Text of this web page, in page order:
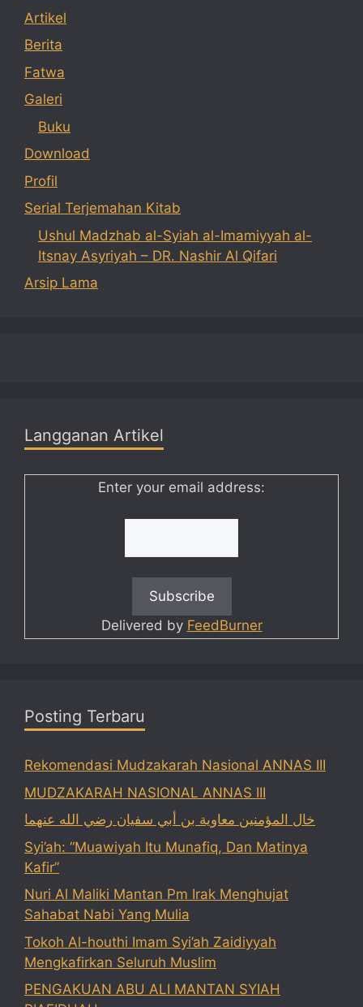
Artikel
Berita
Fatwa
Galeri
Buku
Download
Profil
Serial Terjemahan Kitab
Ushul Madzhab al-Syiah al-Imamiyyah al-
Itsnay Asyriyah – DR. Nashir Al Qifari
Arsip Lama
Langganan Artikel
Enter your email address:
Delivered by FeedBurner
Posting Terbaru
Rekomendasi Mudzakarah Nasional ANNAS III
MUDZAKARAH NASIONAL ANNAS III
خال المؤمنين معاوية بن أبي سفيان رضي الله عنهما
Syi’ah: “Muawiyah Itu Munafiq, Dan Matinya
Kafir”
Nuri Al Maliki Mantan Pm Irak Menghujat
Sahabat Nabi Yang Mulia
Tokoh Al-houthi Imam Syi’ah Zaidiyyah
Mengkafirkan Seluruh Muslim
PENGAKUAN ABU ALI MANTAN SYIAH